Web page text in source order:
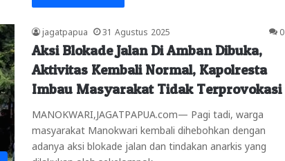
jagatpapua 31 Agustus 2025 0
Aksi Blokade Jalan Di Amban Dibuka,
Aktivitas Kembali Normal, Kapolresta
Imbau Masyarakat Tidak Terprovokasi
MANOKWARI,JAGATPAPUA.com— Pagi tadi, warga
masyarakat Manokwari kembali dihebohkan dengan
adanya aksi blokade jalan dan tindakan anarkis yang